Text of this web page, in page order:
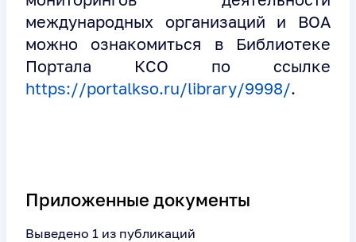
международных организаций и ВОА
можно ознакомиться в Библиотеке
Портала КСО по ссылке
https://portalkso.ru/library/9998/.
Приложенные документы
Выведено 1 из публикаций